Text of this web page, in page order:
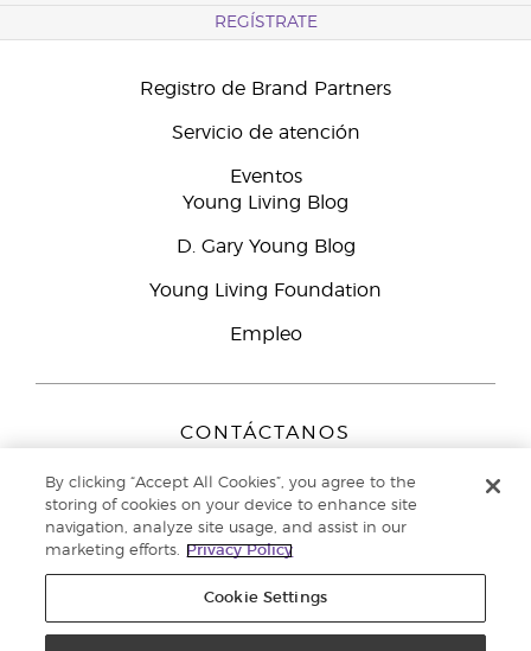
REGÍSTRATE
Registro de Brand Partners
Servicio de atención
Eventos
Young Living Blog
D. Gary Young Blog
Young Living Foundation
Empleo
CONTÁCTANOS
Peizerweg 97
9727 AJ Groningen
Netherlands
Servicio de atención:900-812976
By clicking “Accept All Cookies”, you agree to the
storing of cookies on your device to enhance site
navigation, analyze site usage, and assist in our
marketing efforts.
Privacy Policy
Cookie Settings